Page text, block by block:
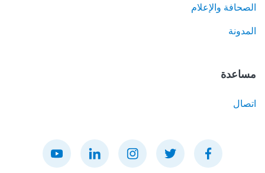
الصحافة والإعلام
المدونة
مساعدة
اتصال